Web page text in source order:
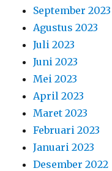
September 2023
Agustus 2023
Juli 2023
Juni 2023
Mei 2023
April 2023
Maret 2023
Februari 2023
Januari 2023
Desember 2022